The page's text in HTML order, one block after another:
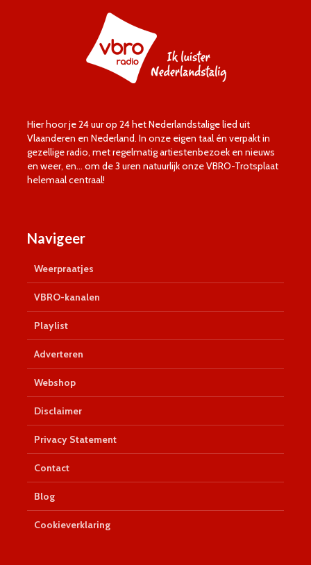
Hier hoor je 24 uur op 24 het Nederlandstalige lied uit
Vlaanderen en Nederland. In onze eigen taal én verpakt in
gezellige radio, met regelmatig artiestenbezoek en nieuws
en weer, en… om de 3 uren natuurlijk onze VBRO-Trotsplaat
helemaal centraal!
Navigeer
Weerpraatjes
VBRO-kanalen
Playlist
Adverteren
Webshop
Disclaimer
Privacy Statement
Contact
Blog
Cookieverklaring